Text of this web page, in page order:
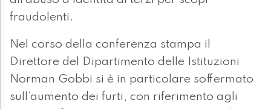
fraudolenti.
Nel corso della conferenza stampa il
Direttore del Dipartimento delle Istituzioni
Norman Gobbi si è in particolare soffermato
sull’aumento dei furti, con riferimento agli